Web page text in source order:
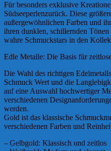
Für besonders exklusive
Südseeperlenzurück. Diese
außergewöhnlichen Farben und
ihren dunklen, schillernden
wahre Schmuckstars in den
Edle Metalle: Die Basis für
Die Wahl des richtigen
Schmuck Wert und die
auf eine Auswahl hochwertiger
verschiedenen
werden.
Gold ist das klassische
verschiedenen Farben und
– Gelbgold: Klassisch und zeitlos